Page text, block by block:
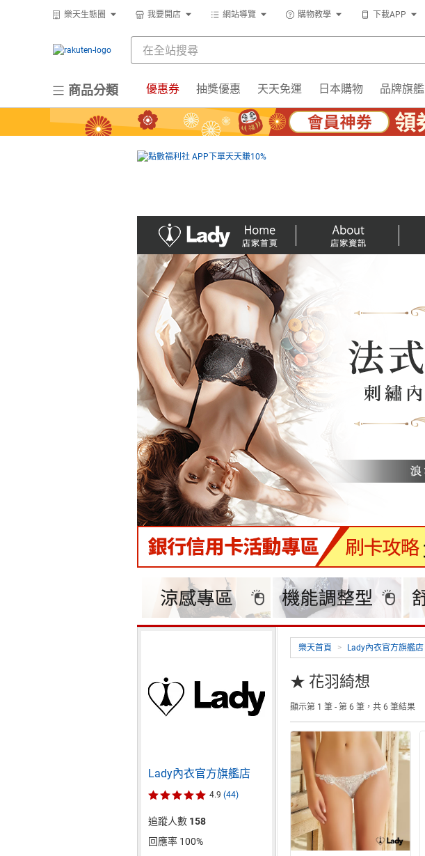
樂天生態圈 我要開店 網站導覽 購物教學 下載APP
商品分類 優惠券 抽獎優惠 天天免運 日本購物 品牌旗艦
樂天首頁 > Lady內衣官方旗艦店
★ 花羽綺想
顯示第 1 筆 - 第 6 筆，共 6 筆結果
Lady內衣官方旗艦店
4.9 (44)
追蹤人數 158
回應率 100%